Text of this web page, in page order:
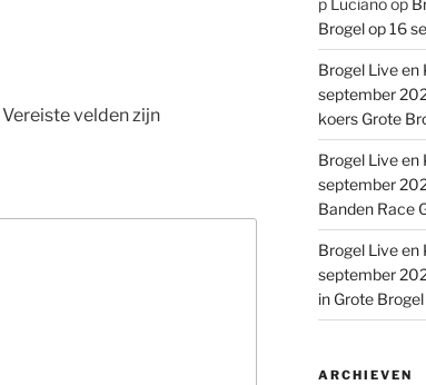
Vereiste velden zijn
p Lucianoop
Brogel op 16
Brogel Live en
september
koers Grote
Brogel Live en
september
Banden Race
Brogel Live en
september
in Grote
ARCHIEVEN